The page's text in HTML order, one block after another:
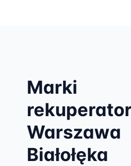
Marki
Warszawa
Białołęka